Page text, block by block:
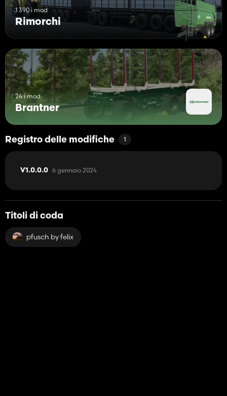
1 390 i mod
Rimorchi
24 i mod
Brantner
Registro delle modifiche 1
V1.0.0.0 6 gennaio 2024
Titoli di coda
pfusch by felix